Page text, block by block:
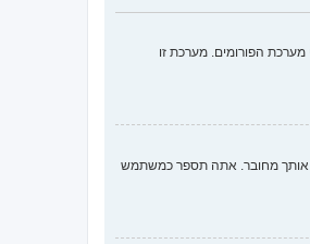
הפורומים. מערכת זו
אותך מחובר. אתה תספר כמשתמש